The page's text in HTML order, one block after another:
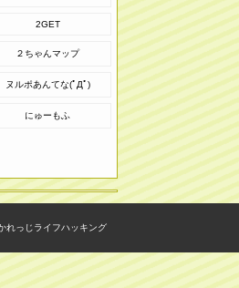
2GET
２ちゃんマップ
ヌルポあんてな(ﾟДﾟ)
にゅーもふ
れっじライフハッキング